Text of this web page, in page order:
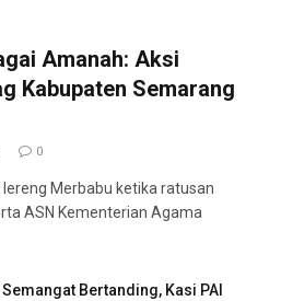
Amanah: Aksi
Kabupaten Semarang
0
Merbabu ketika ratusan
ASN Kementerian Agama
Bertanding, Kasi PAI